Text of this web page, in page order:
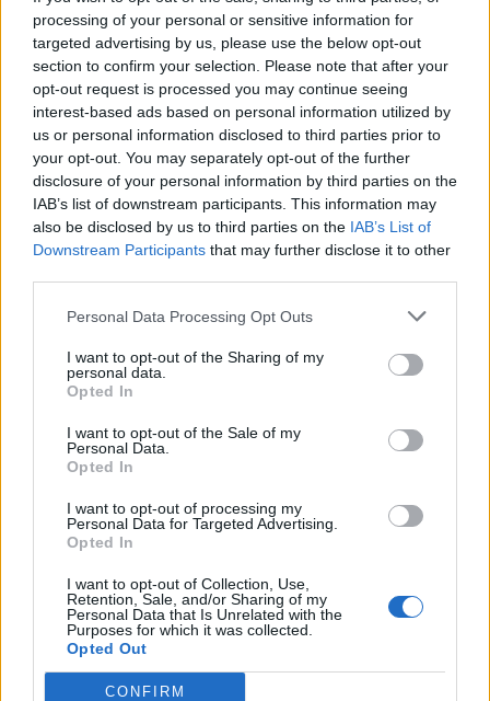
processing of your personal or sensitive information for
targeted advertising by us, please use the below opt-out
section to confirm your selection. Please note that after your
opt-out request is processed you may continue seeing
interest-based ads based on personal information utilized by
us or personal information disclosed to third parties prior to
your opt-out. You may separately opt-out of the further
disclosure of your personal information by third parties on the
IAB’s list of downstream participants. This information may
also be disclosed by us to third parties on the IAB’s List of
Downstream Participants that may further disclose it to other
Personal Data Processing Opt Outs
I want to opt-out of the Sharing of my
personal data.
Opted In
I want to opt-out of the Sale of my
Personal Data.
Opted In
I want to opt-out of processing my
Personal Data for Targeted Advertising.
Opted In
I want to opt-out of Collection, Use,
Retention, Sale, and/or Sharing of my
Personal Data that Is Unrelated with the
Purposes for which it was collected.
Opted Out
CONFIRM
Ροή ειδήσεων Δημοφιλή
05:52
ΕΝΦΙΑ: Τα λάθη στις μεταβιβάσεις που φέρνουν
τσουχτερά πρόστιμα έως 1.000 ευρώ
04:41
Τα φρούτα που επιλέγουν 4 ενδοκρινολόγοι για καλύτερο
03:34
μητέρα της
Ο έρωτας θα πρωταγωνιστήσει στη ζωή αυτών των
ζωδίων τον Αύγουστο
Καύσωνας στο γραφείο: Πόσο μπορεί να χαλαρώσει το
dress code
00:31
Παιδιά στην πισίνα: 6 απαράβατοι κανόνες για την
πρόληψη του πνιγμού